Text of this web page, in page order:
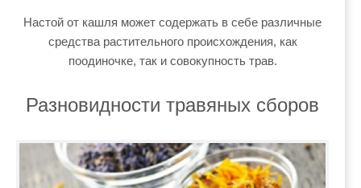
Настой от кашля может содержать в себе различные
средства растительного происхождения, как
поодиночке, так и совокупность трав.
Разновидности травяных сборов